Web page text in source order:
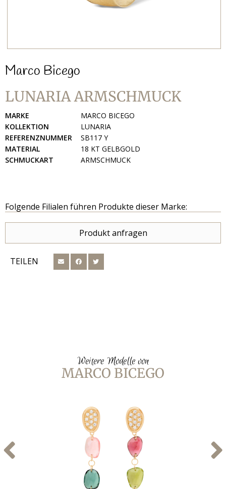
Marco Bicego
LUNARIA ARMSCHMUCK
MARKE
MARCO BICEGO
KOLLEKTION
LUNARIA
REFERENZNUMMER
SB117 Y
MATERIAL
18 KT GELBGOLD
SCHMUCKART
ARMSCHMUCK
Folgende Filialen führen Produkte dieser Marke:
Produkt anfragen
TEILEN
Weitere Modelle von
MARCO BICEGO